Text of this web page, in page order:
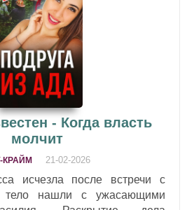
- Когда власть
молчит
КРАЙМ 21-02-2026
исчезла после встречи с
тело нашли с ужасающими